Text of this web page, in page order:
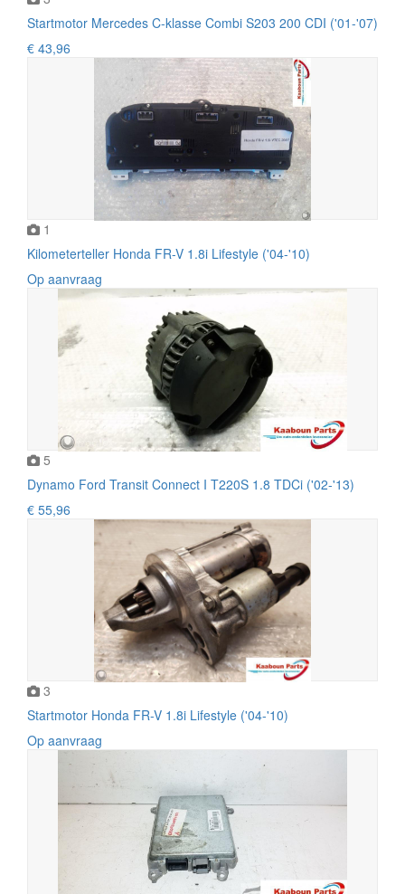
Startmotor Mercedes C-klasse Combi S203 200 CDI ('01-'07)
€ 43,96
1
Kilometerteller Honda FR-V 1.8i Lifestyle ('04-'10)
Op aanvraag
5
Dynamo Ford Transit Connect I T220S 1.8 TDCi ('02-'13)
€ 55,96
3
Startmotor Honda FR-V 1.8i Lifestyle ('04-'10)
Op aanvraag